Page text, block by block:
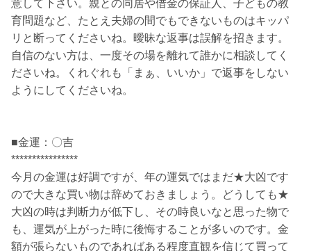
意して下さい。親との同居や借金の保証人、子どもの教
育問題など、たとえ夫婦の間でもできないものはキッパ
リと断ってくださいね。曖昧な返事は誤解を招きます。
自信のない方は、一度その場を離れて誰かに相談してく
ださいね。くれぐれも「まぁ、いいか」で返事をしない
ようにしてくださいね。
■金運：〇吉
****************
今月の金運は好調ですが、年の運気ではまだ★大凶です
ので大きな買い物は辞めておきましょう。どうしても★
大凶の時は判断力が低下し、その時良いなと思った物で
も、運気が上がった時に後悔することが多いのです。金
額が張らないものであればある程度直観を信じて買って